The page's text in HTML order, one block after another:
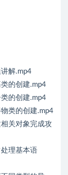
解.mp4
的创建.mp4
的创建.mp4
类的创建.mp4
关对象完成攻
理基本语